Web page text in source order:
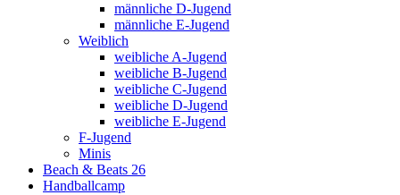
männliche D-Jugend
männliche E-Jugend
Weiblich
weibliche A-Jugend
weibliche B-Jugend
weibliche C-Jugend
weibliche D-Jugend
weibliche E-Jugend
F-Jugend
Minis
Beach & Beats 26
Handballcamp